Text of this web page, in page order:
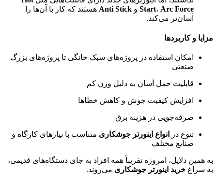
Start، Arc Force و Anti Stick هستند که کار با آن‌ها را
آسان‌تر می‌کند.
مزایا و کاربردها
امکان استفاده در پروژه‌های سبک خانگی تا پروژه‌های بزرگ
صنعتی
قابلیت حمل آسان به دلیل وزن کم
افزایش کیفیت جوش و کاهش خطاها
صرفه‌جویی در هزینه برق
تنوع در انواع اینورتر جوشکاری متناسب با نیازهای کارگاه و
صنایع مختلف
به همین دلایل، امروزه تقریباً همه افراد به جای دستگاه‌های قدیمی،
به سراغ خرید اینورتر جوشکاری می‌روند.